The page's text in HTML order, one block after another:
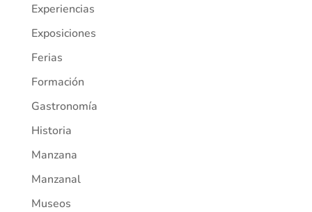
Experiencias
Exposiciones
Ferias
Formación
Gastronomía
Historia
Manzana
Manzanal
Museos